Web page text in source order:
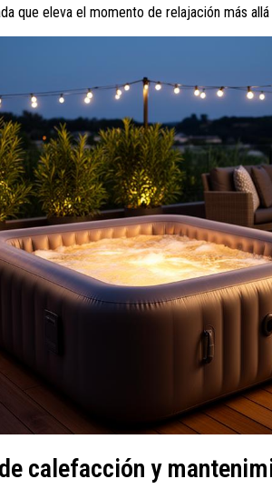
que eleva el momento de relajación más
calefacción y